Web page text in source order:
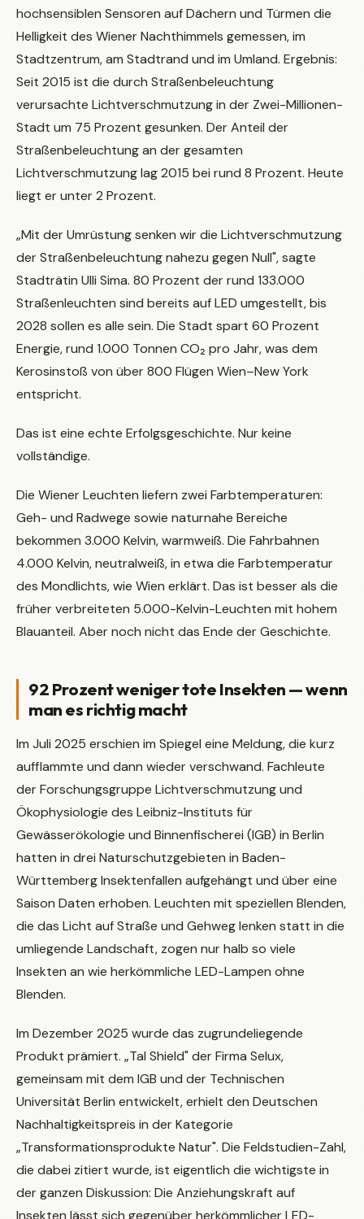
hochsensiblen Sensoren auf Dächern und Türmen die
Helligkeit des Wiener Nachthimmels gemessen, im
Stadtzentrum, am Stadtrand und im Umland. Ergebnis:
Seit 2015 ist die durch Straßenbeleuchtung
verursachte Lichtverschmutzung in der Zwei-Millionen-
Stadt um 75 Prozent gesunken. Der Anteil der
Straßenbeleuchtung an der gesamten
Lichtverschmutzung lag 2015 bei rund 8 Prozent. Heute
liegt er unter 2 Prozent.
„Mit der Umrüstung senken wir die Lichtverschmutzung
der Straßenbeleuchtung nahezu gegen Null", sagte
Stadträtin Ulli Sima. 80 Prozent der rund 133.000
Straßenleuchten sind bereits auf LED umgestellt, bis
2028 sollen es alle sein. Die Stadt spart 60 Prozent
Energie, rund 1.000 Tonnen CO₂ pro Jahr, was dem
Kerosinstoß von über 800 Flügen Wien–New York
entspricht.
Das ist eine echte Erfolgsgeschichte. Nur keine
vollständige.
Die Wiener Leuchten liefern zwei Farbtemperaturen:
Geh- und Radwege sowie naturnahe Bereiche
bekommen 3.000 Kelvin, warmweiß. Die Fahrbahnen
4.000 Kelvin, neutralweiß, in etwa die Farbtemperatur
des Mondlichts, wie Wien erklärt. Das ist besser als die
früher verbreiteten 5.000-Kelvin-Leuchten mit hohem
Blauanteil. Aber noch nicht das Ende der Geschichte.
92 Prozent weniger tote Insekten — wenn
man es richtig macht
Im Juli 2025 erschien im Spiegel eine Meldung, die kurz
aufflammte und dann wieder verschwand. Fachleute
der Forschungsgruppe Lichtverschmutzung und
Ökophysiologie des Leibniz-Instituts für
Gewässerökologie und Binnenfischerei (IGB) in Berlin
hatten in drei Naturschutzgebieten in Baden-
Württemberg Insektenfallen aufgehängt und über eine
Saison Daten erhoben. Leuchten mit speziellen Blenden,
die das Licht auf Straße und Gehweg lenken statt in die
umliegende Landschaft, zogen nur halb so viele
Insekten an wie herkömmliche LED-Lampen ohne
Blenden.
Im Dezember 2025 wurde das zugrundeliegende
Produkt prämiert. „Tal Shield" der Firma Selux,
gemeinsam mit dem IGB und der Technischen
Universität Berlin entwickelt, erhielt den Deutschen
Nachhaltigkeitspreis in der Kategorie
„Transformationsprodukte Natur". Die Feldstudien-Zahl,
die dabei zitiert wurde, ist eigentlich die wichtigste in
der ganzen Diskussion: Die Anziehungskraft auf
Insekten lässt sich gegenüber herkömmlicher LED-